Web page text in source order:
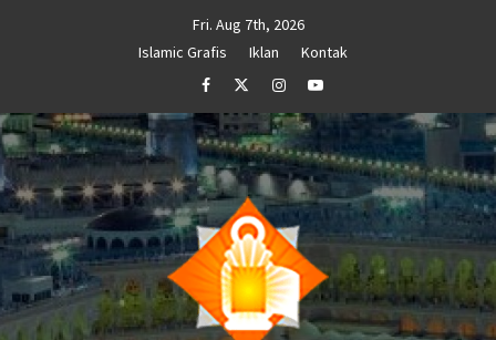
Fri. Aug 7th, 2026
Islamic Grafis
Iklan
Kontak
FacebookTwitterInstagramYoutube